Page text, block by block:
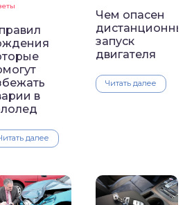
в
далее
Чем опасен
запуск
двигателя
Читать далее